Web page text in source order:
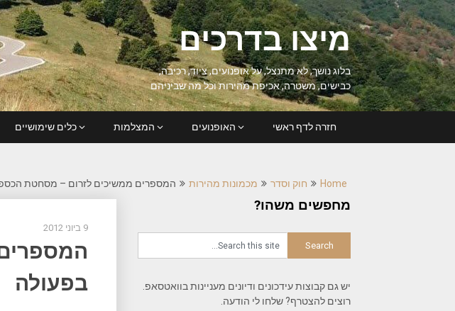
Skip
to
content
מיצו בדרכים
בלוג נושך, לא מתנצל, על אופנועים, ציוד, רכיבה,
כבישים, משטרה, אכיפת מהירות וכל מה שביניהם
חזרה לדף ראשי האופנועים המצלמות כלים שימושיים
Home חוק וסדר מכמונות מהירות המספרים ממשיכים לזרום – מסחטת
9 ביוני 2012
בפעולה
מחפשים משהו?
יש גם קבוצות עידכונים ודיונים מעניינות בוואטסאפ.
רוצים להצטרף? שלחו לי הודעה.